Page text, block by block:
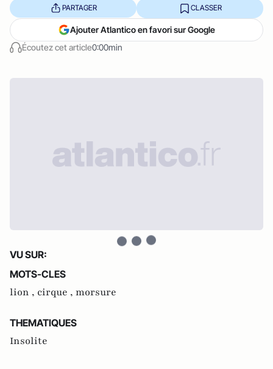
Écoutez cet article0:00min
PARTAGER CLASSER
Ajouter Atlantico en favori sur Google
VU SUR:
MOTS-CLES
lion , cirque , morsure
THEMATIQUES
Insolite